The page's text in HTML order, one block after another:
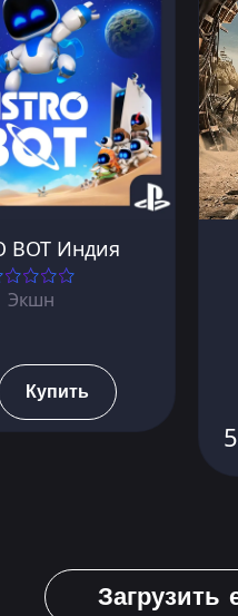
BOT Индия
Экшн
Купить
Загрузить